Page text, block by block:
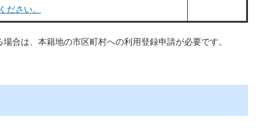
ださい。
合は、本籍地の市区町村への利用登録申請が必要です。